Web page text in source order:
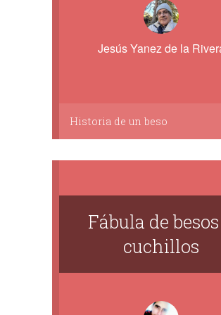
Jesús Yanez de la
Historia de un beso
Fábula de
cuchillos